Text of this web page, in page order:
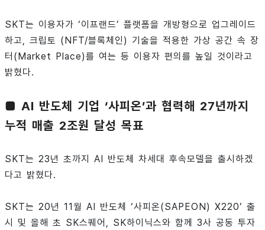
SKT는 이용자가 ‘이프랜드’ 플랫폼을 개방형으로 업그레이드
하고, 크립토 (NFT/블록체인) 기술을 적용한 가상 공간 속 장
터(Market Place)를 여는 등 이용자 편의를 높일 것이라고
밝혔다.
■ AI 반도체 기업 ‘사피온’과 협력해 27년까지
누적 매출 2조원 달성 목표
SKT는 23년 초까지 AI 반도체 차세대 후속모델을 출시하겠
다고 밝혔다.
SKT는 20년 11월 AI 반도체 ‘사피온(SAPEON) X220’ 출
시 및 올해 초 SK스퀘어, SK하이닉스와 함께 3사 공동 투자